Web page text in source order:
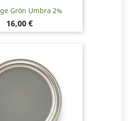
Grön Umbra 2%
Pris
16,00 €